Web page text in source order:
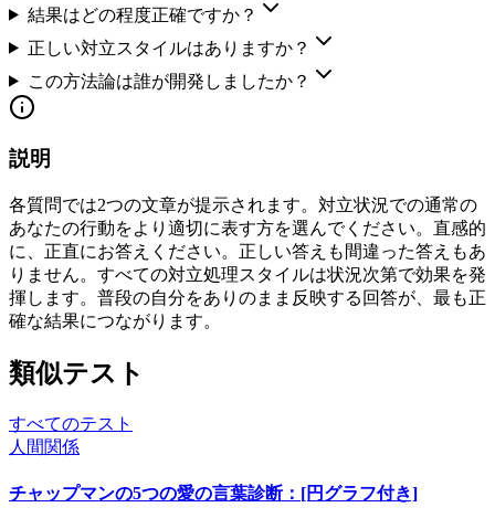
結果はどの程度正確ですか？
正しい対立スタイルはありますか？
この方法論は誰が開発しましたか？
説明
各質問では2つの文章が提示されます。対立状況での通常の
あなたの行動をより適切に表す方を選んでください。直感的
に、正直にお答えください。正しい答えも間違った答えもあ
りません。すべての対立処理スタイルは状況次第で効果を発
揮します。普段の自分をありのまま反映する回答が、最も正
確な結果につながります。
類似テスト
すべてのテスト
人間関係
チャップマンの5つの愛の言葉診断：[円グラフ付き]